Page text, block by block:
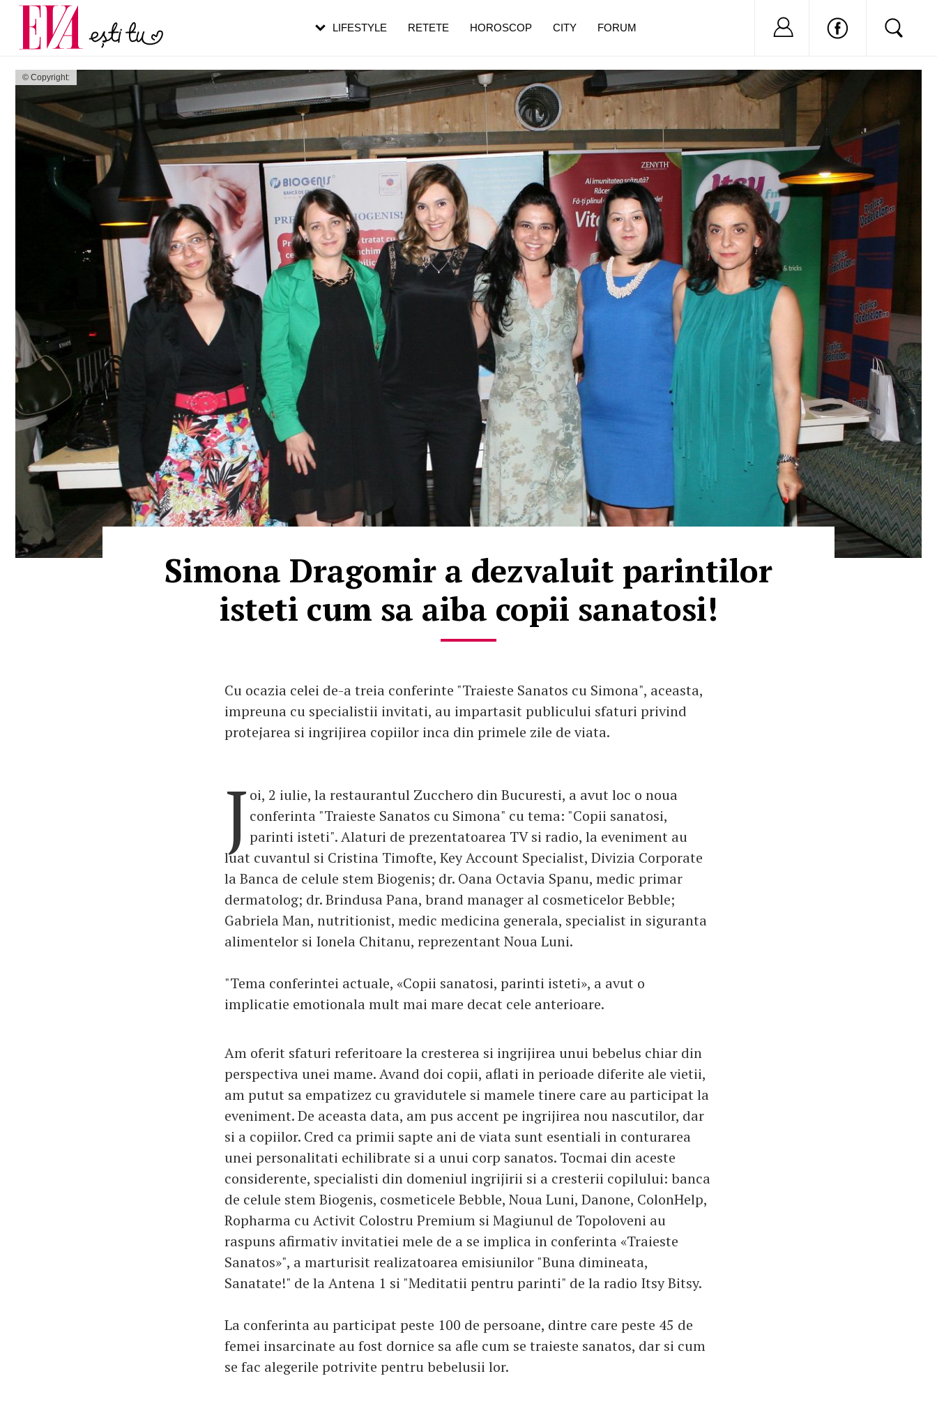
© Copyright:
Simona Dragomir a dezvaluit parintilor
isteti cum sa aiba copii sanatosi!
Cu ocazia celei de-a treia conferinte "Traieste Sanatos cu Simona", aceasta,
impreuna cu specialistii invitati, au impartasit publicului sfaturi privind
protejarea si ingrijirea copiilor inca din primele zile de viata.
J oi, 2 iulie, la restaurantul Zucchero din Bucuresti, a avut loc o noua
conferinta "Traieste Sanatos cu Simona" cu tema: "Copii sanatosi,
parinti isteti". Alaturi de prezentatoarea TV si radio, la eveniment au
luat cuvantul si Cristina Timofte, Key Account Specialist, Divizia Corporate
la Banca de celule stem Biogenis; dr. Oana Octavia Spanu, medic primar
dermatolog; dr. Brindusa Pana, brand manager al cosmeticelor Bebble;
Gabriela Man, nutritionist, medic medicina generala, specialist in siguranta
alimentelor si Ionela Chitanu, reprezentant Noua Luni.
"Tema conferintei actuale, «Copii sanatosi, parinti isteti», a avut o
implicatie emotionala mult mai mare decat cele anterioare.
Am oferit sfaturi referitoare la cresterea si ingrijirea unui bebelus chiar din
perspectiva unei mame. Avand doi copii, aflati in perioade diferite ale vietii,
am putut sa empatizez cu gravidutele si mamele tinere care au participat la
eveniment. De aceasta data, am pus accent pe ingrijirea nou nascutilor, dar
si a copiilor. Cred ca primii sapte ani de viata sunt esentiali in conturarea
unei personalitati echilibrate si a unui corp sanatos. Tocmai din aceste
considerente, specialisti din domeniul ingrijirii si a cresterii copilului: banca
de celule stem Biogenis, cosmeticele Bebble, Noua Luni, Danone, ColonHelp,
Ropharma cu Activit Colostru Premium si Magiunul de Topoloveni au
raspuns afirmativ invitatiei mele de a se implica in conferinta «Traieste
Sanatos»", a marturisit realizatoarea emisiunilor "Buna dimineata,
Sanatate!" de la Antena 1 si "Meditatii pentru parinti" de la radio Itsy Bitsy.
La conferinta au participat peste 100 de persoane, dintre care peste 45 de
femei insarcinate au fost dornice sa afle cum se traieste sanatos, dar si cum
se fac alegerile potrivite pentru bebelusii lor.
LIFESTYLE RETETE HOROSCOP CITY FORUM Nu ai cont?
Carieră
Actualitate
pe măsură ce înaintezi în vârstă